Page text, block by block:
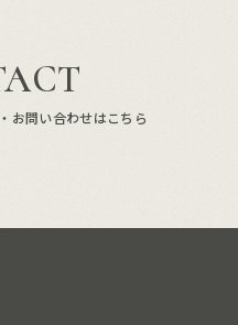
お問い合わせはこちら